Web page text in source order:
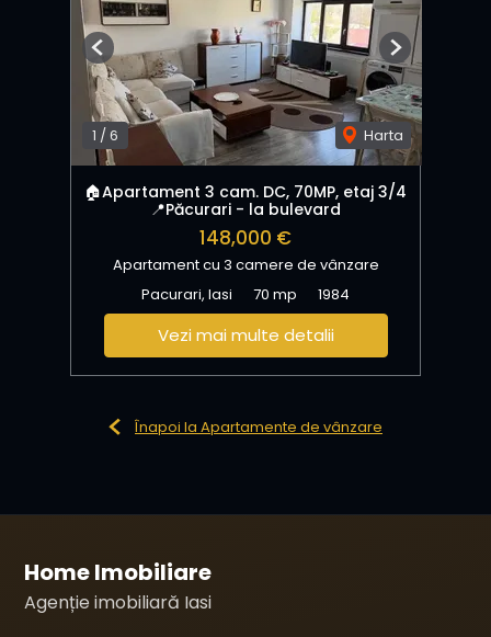
1 /6 Harta
Previous Next
🏠Apartament 3 cam. DC, 70MP, etaj 3/4
📍Păcurari - la bulevard
148,000 €
Apartament cu 3 camere de vânzare
Pacurari, Iasi
70 mp 1984
Vezi mai multe detalii
Înapoi la Apartamente de vânzare
Home Imobiliare
Agenție imobiliară Iasi